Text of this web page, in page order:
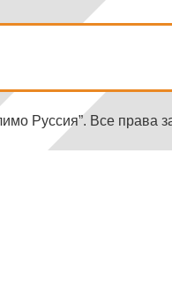
Руссия”. Все права